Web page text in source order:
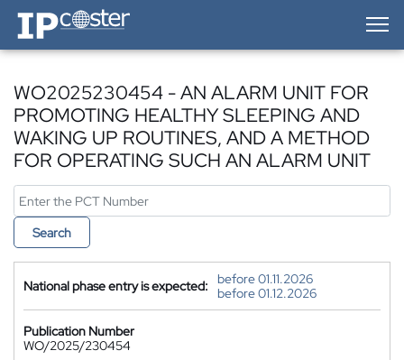
IP-Coster — Home
WO2025230454 - AN ALARM UNIT FOR
PROMOTING HEALTHY SLEEPING AND
WAKING UP ROUTINES, AND A METHOD
FOR OPERATING SUCH AN ALARM UNIT
Search
National phase entry is expected:
before 01.11.2026
before 01.12.2026
Publication Number
WO/2025/230454